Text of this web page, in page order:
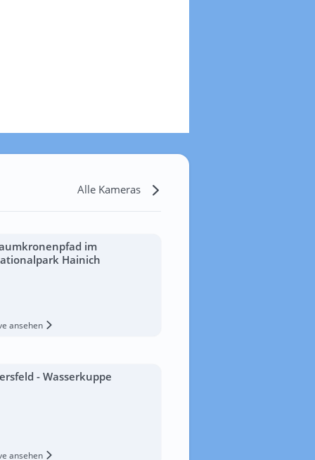
Alle Kameras
im
Hainich
ansehen
- Wasserkuppe
ansehen